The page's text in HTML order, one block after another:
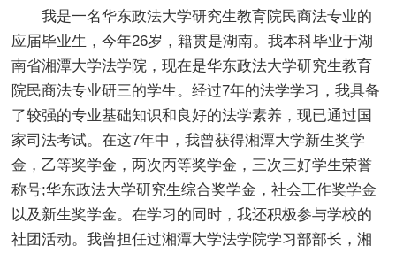
我是一名华东政法大学研究生教育院民商法专业的
应届毕业生，今年26岁，籍贯是湖南。我本科毕业于湖
南省湘潭大学法学院，现在是华东政法大学研究生教育
院民商法专业研三的学生。经过7年的法学学习，我具备
了较强的专业基础知识和良好的法学素养，现已通过国
家司法考试。在这7年中，我曾获得湘潭大学新生奖学
金，乙等奖学金，两次丙等奖学金，三次三好学生荣誉
称号;华东政法大学研究生综合奖学金，社会工作奖学金
以及新生奖学金。在学习的同时，我还积极参与学校的
社团活动。我曾担任过湘潭大学法学院学习部部长，湘